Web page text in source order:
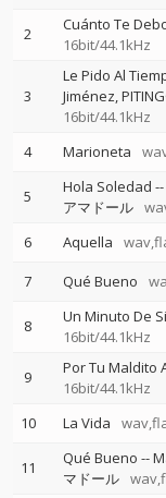
2 Cuánto Te
16bit/44.1kHz
3
Le Pido Al
Jiménez
16bit/44.1kHz
4 Marioneta
5 Hola Soledad --
アマドール
6 Aquella
7
Qué Bueno
8 Un Minuto De
16bit/44.1kHz
9 Por Tu Maldito
16bit/44.1kHz
10 La Vida
11 Qué Bueno --
マドール